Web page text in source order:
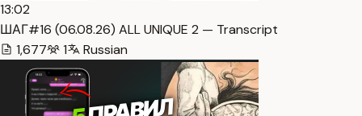
13:02
ШАГ#16 (06.08.26) ALL UNIQUE 2 — Transcript
1,677
1 Russian